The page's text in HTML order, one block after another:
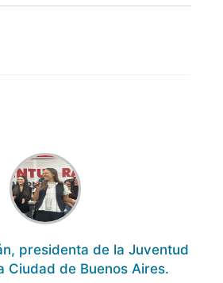
presidenta de la Juventud
Ciudad de Buenos Aires.